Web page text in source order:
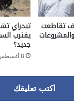
تقاطعت تيجراي
يقترب
جديد؟
8 أغسطس، 2026
اكتب تعليقك